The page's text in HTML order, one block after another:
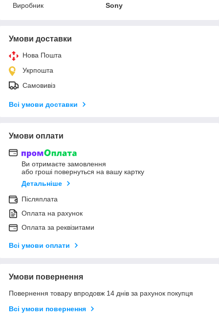
Виробник
Sony
Умови доставки
Нова Пошта
Укрпошта
Самовивіз
Всі умови доставки
Умови оплати
Ви отримаєте замовлення
або гроші повернуться на вашу картку
Детальніше
Післяплата
Оплата на рахунок
Оплата за реквізитами
Всі умови оплати
Умови повернення
Повернення товару впродовж 14 днів за рахунок покупця
Всі умови повернення